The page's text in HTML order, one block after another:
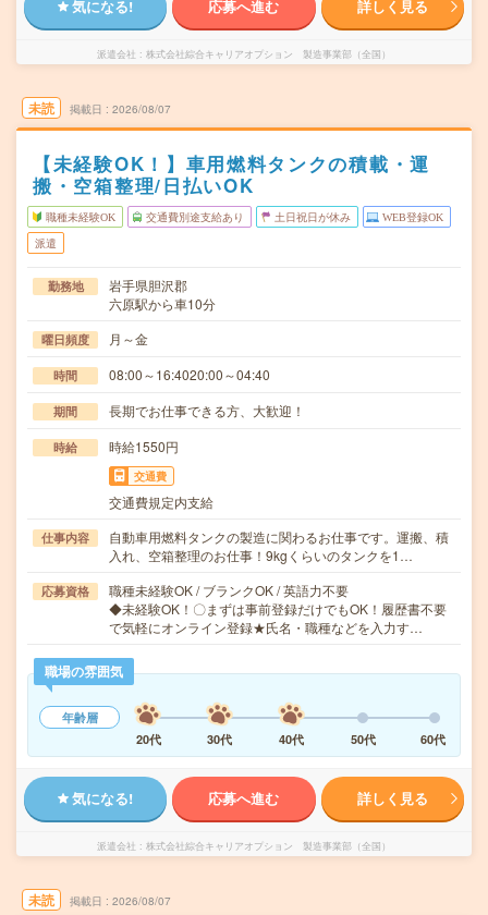
気になる! 応募へ進む 詳しく見る
派遣会社 株式会社綜合キャリアオプション 製造事業部（全国）
未読 掲載日 2026/08/07
【未経験OK！】車用燃料タンクの積載・運
搬・空箱整理/日払いOK
職種未経験OK 交通費別途支給あり 土日祝日が休み WEB登録OK
派遣
勤務地
岩手県胆沢郡
六原駅から車10分
曜日頻度 月～金
時間 08:00～16:4020:00～04:40
期間 長期でお仕事できる方、大歓迎！
時給 時給1550円
交通費
交通費規定内支給
仕事内容
自動車用燃料タンクの製造に関わるお仕事です。運搬、積
入れ、空箱整理のお仕事！9kgくらいのタンクを1…
応募資格
職種未経験OK / ブランクOK / 英語力不要
◆未経験OK！〇まずは事前登録だけでもOK！履歴書不要
で気軽にオンライン登録★氏名・職種などを入力す…
職場の雰囲気
年齢層
20代
30代 40代 50代 60代
気になる! 応募へ進む 詳しく見る
派遣会社 株式会社綜合キャリアオプション 製造事業部（全国）
未読 掲載日 2026/08/07